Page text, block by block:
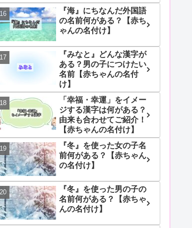
『海』にちなんだ外国語
の名前何がある？【赤ち
ゃんの名付け】
『みなと』どんな漢字が
ある？男の子につけたい
名前【赤ちゃんの名付
け】
「幸福・幸運」をイメー
ジする漢字は何がある？
由来も合わせてご紹介！
【赤ちゃんの名付け】
『冬』を使った女の子名
前何がある？【赤ちゃん
の名付け】
『冬』を使った男の子の
名前何がある？【赤ちゃ
んの名付け】